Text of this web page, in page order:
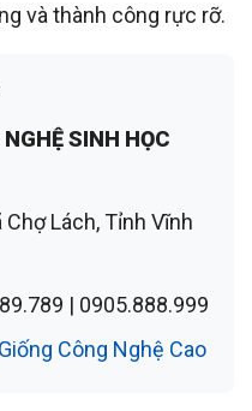
và thành công rực rỡ.
SINH HỌC
Chợ Lách, Tỉnh Vĩnh
| 0905.888.999
Công Nghệ Cao